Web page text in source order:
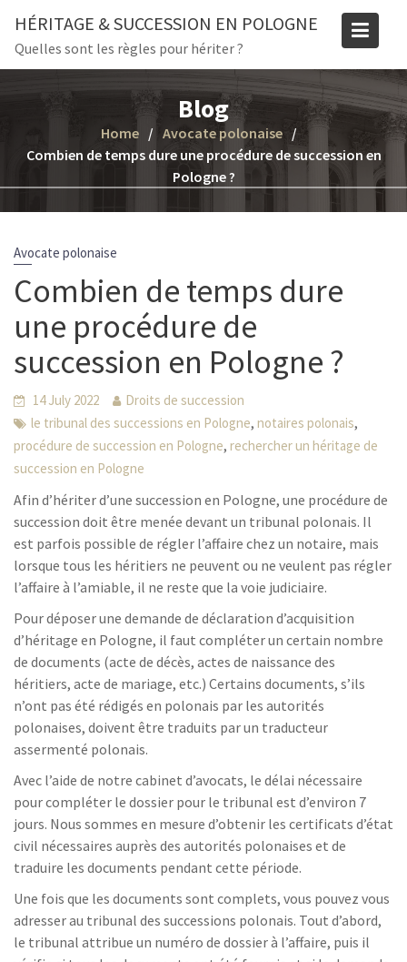
content
HÉRITAGE & SUCCESSION EN POLOGNE
Quelles sont les règles pour hériter ?
Blog
Home
Avocate polonaise
Combien de temps dure une procédure de succession en
Pologne ?
Avocate polonaise
Combien de temps dure
une procédure de
succession en Pologne ?
14 July 2022
Droits de succession
le tribunal des successions en Pologne, notaires polonais,
procédure de succession en Pologne, rechercher un héritage de
succession en Pologne
Afin d’hériter d’une succession en Pologne, une procédure de
succession doit être menée devant un tribunal polonais. Il
est parfois possible de régler l’affaire chez un notaire, mais
lorsque tous les héritiers ne peuvent ou ne veulent pas régler
l’affaire à l’amiable, il ne reste que la voie judiciaire.
Pour déposer une demande de déclaration d’acquisition
d’héritage en Pologne, il faut compléter un certain nombre
de documents (acte de décès, actes de naissance des
héritiers, acte de mariage, etc.) Certains documents, s’ils
n’ont pas été rédigés en polonais par les autorités
polonaises, doivent être traduits par un traducteur
assermenté polonais.
Avec l’aide de notre cabinet d’avocats, le délai nécessaire
pour compléter le dossier pour le tribunal est d’environ 7
jours. Nous sommes en mesure d’obtenir les certificats d’état
civil nécessaires auprès des autorités polonaises et de
traduire les documents pendant cette période.
Une fois que les documents sont complets, vous pouvez vous
adresser au tribunal des successions polonais. Tout d’abord,
le tribunal attribue un numéro de dossier à l’affaire, puis il